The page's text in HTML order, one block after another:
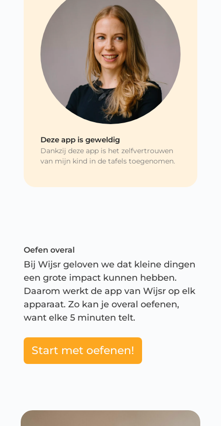
Deze app is geweldig
Dankzij deze app is het zelfvertrouwen
van mijn kind in de tafels toegenomen.
Oefen overal
Bij Wijsr geloven we dat kleine dingen
een grote impact kunnen hebben.
Daarom werkt de app van Wijsr op elk
apparaat. Zo kan je overal oefenen,
want elke 5 minuten telt.
Start met oefenen!